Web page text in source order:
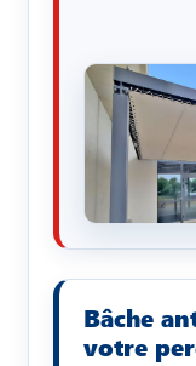
Bâche
votre